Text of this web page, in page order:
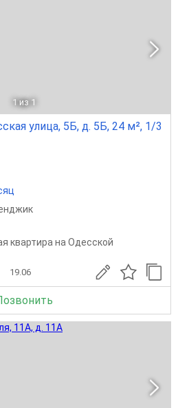
1 из 1
улица, 5Б, д. 5Б, 24 м², 1/3
квартира на Одесской
19.06